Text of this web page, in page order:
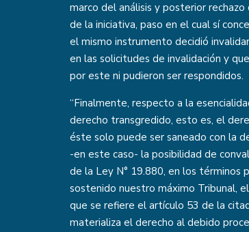
marco del análisis y posterior
de la iniciativa, paso en el cual sí
el mismo instrumento decidió
en las solicitudes de invalidación y
por este ni pudieron ser respondidos.
“Finalmente, respecto a la
derecho transgredido, esto es, el
éste solo puede ser saneado con la
-en este caso- la posibilidad de
de la Ley N° 19.880, en los términos
sostenido nuestro máximo Tribunal,
que se refiere el artículo 53 de la
materializa el derecho al debido